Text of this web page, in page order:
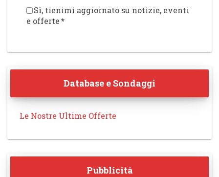
Sì, tienimi aggiornato su notizie, eventi
e offerte*
Database e Sondaggi
Le Nostre Ultime Offerte
Pubblicità